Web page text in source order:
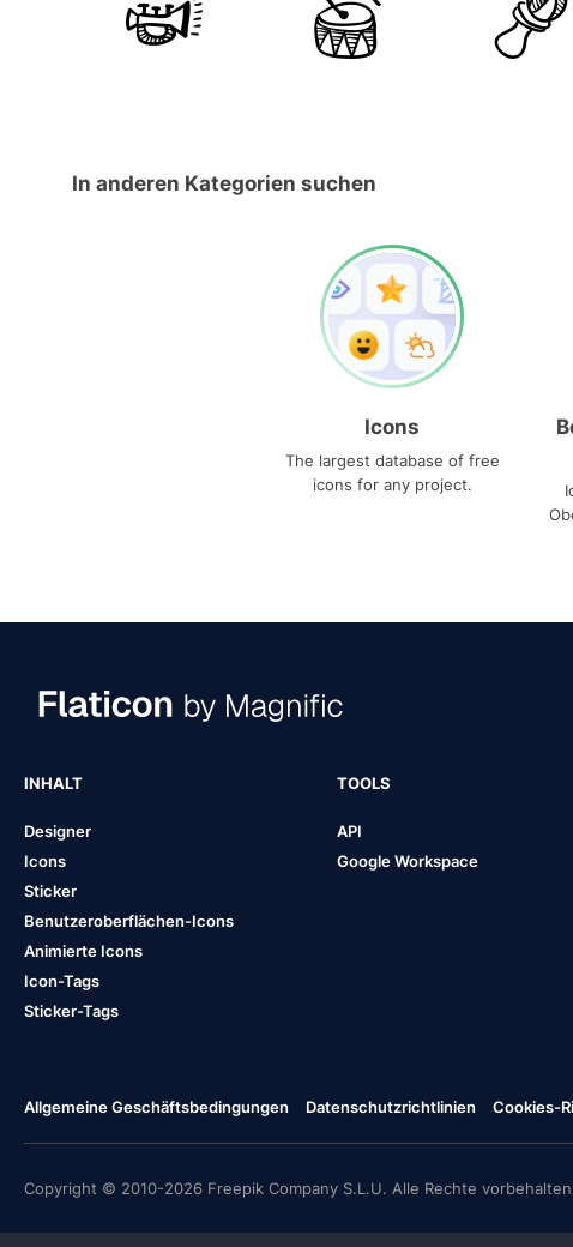
In anderen Kategorien suchen
Icons
The largest database of free
icons for any project.
INHALT
Designer
Icons
Sticker
Benutzeroberflächen-Icons
Animierte Icons
Icon-Tags
Sticker-Tags
TOOLS
API
Google Workspace
Allgemeine Geschäftsbedingungen Datenschutzrichtlinien Cookies-
Copyright © 2010-2026 Freepik Company S.L.U. Alle Rechte